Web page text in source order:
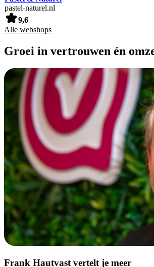
pastel-naturel.nl
9,6
Alle webshops
Groei in vertrouwen én
Frank Hautvast vertelt je meer